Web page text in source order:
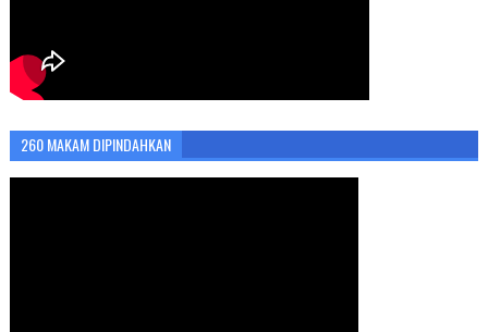
260 MAKAM DIPINDAHKAN